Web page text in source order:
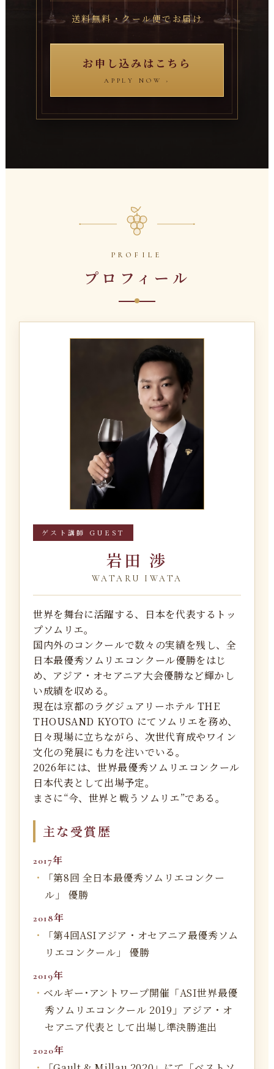
送料無料・クール便でお届け
お申し込みはこちら
APPLY NOW ›
PROFILE
プロフィール
ゲスト講師 GUEST
岩田 渉
WATARU IWATA
世界を舞台に活躍する、日本を代表するトッ
プソムリエ。
国内外のコンクールで数々の実績を残し、全
日本最優秀ソムリエコンクール優勝をはじ
め、アジア・オセアニア大会優勝など輝かし
い成績を収める。
現在は京都のラグジュアリーホテル THE
THOUSAND KYOTO にてソムリエを務め、
日々現場に立ちながら、次世代育成やワイン
文化の発展にも力を注いでいる。
2026年には、世界最優秀ソムリエコンクール
日本代表として出場予定。
まさに“今、世界と戦うソムリエ”である。
主な受賞歴
2017年
「第8回 全日本最優秀ソムリエコンクー
ル」 優勝
2018年
「第4回ASIアジア・オセアニア最優秀ソム
リエコンクール」 優勝
2019年
ベルギー･アントワープ開催「ASI世界最優
秀ソムリエコンクール 2019」アジア・オ
セアニア代表として出場し準決勝進出
2020年